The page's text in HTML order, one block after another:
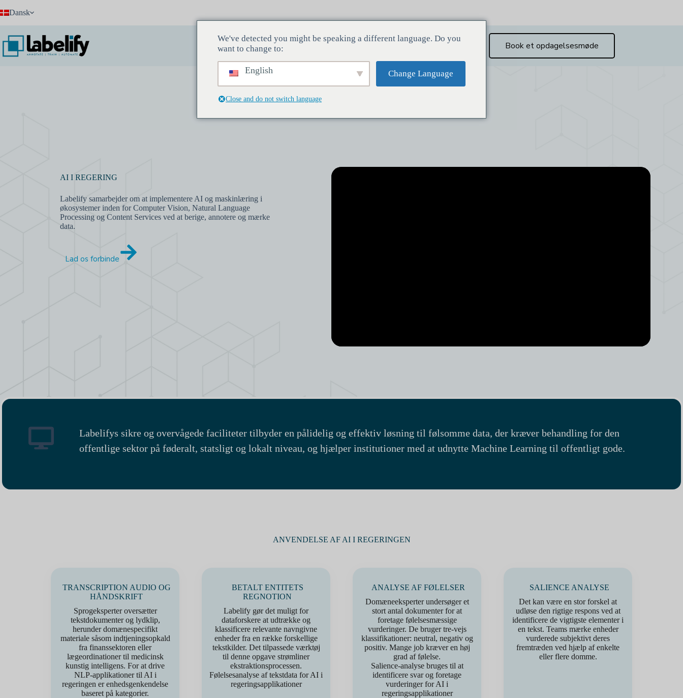
til Dansk
Industrier Tjenester Virksomhed Book et opdagelsesmøde
AI I REGERING
Labelify samarbejder om at implementere AI og maskinlæring i
økosystemer inden for Computer Vision, Natural Language
Processing og Content Services ved at berige, annotere og mærke
data.
Lad os forbinde
Labelifys sikre og overvågede faciliteter tilbyder en pålidelig og effektiv løsning til følsomme data, der kræver behandling for den
offentlige sektor på føderalt, statsligt og lokalt niveau, og hjælper institutioner med at udnytte Machine Learning til offentligt gode.
ANVENDELSE AF AI I REGERINGEN
TRANSCRIPTION AUDIO OG
HÅNDSKRIFT
Sprogeksperter oversætter
tekstdokumenter og lydklip,
herunder domænespecifikt
materiale såsom indtjeningsopkald
fra finanssektoren eller
lægeordinationer til medicinsk
kunstig intelligens. For at drive
NLP-applikationer til AI i
regeringen er enhedsgenkendelse
baseret på kategorier.
BETALT ENTITETS
REGNOTION
Labelify gør det muligt for
dataforskere at udtrække og
klassificere relevante navngivne
enheder fra en række forskellige
tekstkilder. Det tilpassede værktøj
til denne opgave strømliner
ekstraktionsprocessen.
Følelsesanalyse af tekstdata for AI i
regeringsapplikationer
ANALYSE AF FØLELSER
Domæneeksperter undersøger et
stort antal dokumenter for at
foretage følelsesmæssige
vurderinger. De bruger tre-vejs
klassifikationer: neutral, negativ og
positiv. Mange job kræver en høj
grad af følelse.
Salience-analyse bruges til at
identificere svar og foretage
vurderinger for AI i
regeringsapplikationer
SALIENCE ANALYSE
Det kan være en stor forskel at
udløse den rigtige respons ved at
identificere de vigtigste elementer i
en tekst. Teams mærke enheder
vurderede subjektivt deres
fremtræden ved hjælp af enkelte
eller flere domme.
We've detected you might be speaking a different language. Do you
want to change to:
English Change Language
Close and do not switch language